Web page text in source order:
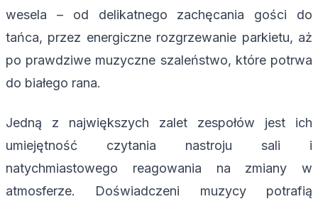
wesela – od delikatnego zachęcania gości do
tańca, przez energiczne rozgrzewanie parkietu, aż
po prawdziwe muzyczne szaleństwo, które potrwa
do białego rana.
Jedną z największych zalet zespołów jest ich
umiejętność czytania nastroju sali i
natychmiastowego reagowania na zmiany w
atmosferze. Doświadczeni muzycy potrafią